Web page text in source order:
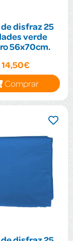
de disfraz 25
verde
56x70cm.
14,50€
Comprar